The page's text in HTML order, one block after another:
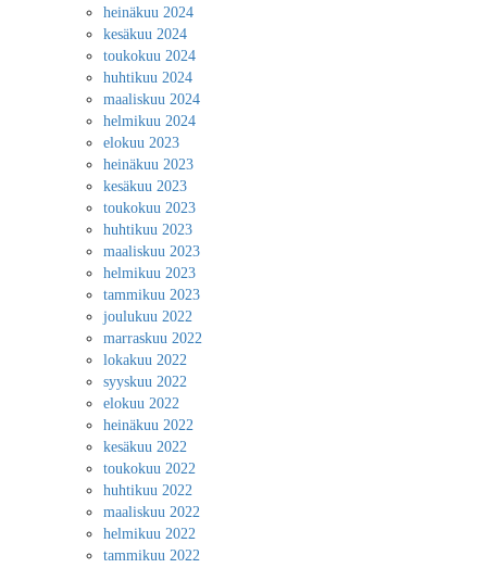
heinäkuu 2024
kesäkuu 2024
toukokuu 2024
huhtikuu 2024
maaliskuu 2024
helmikuu 2024
elokuu 2023
heinäkuu 2023
kesäkuu 2023
toukokuu 2023
huhtikuu 2023
maaliskuu 2023
helmikuu 2023
tammikuu 2023
joulukuu 2022
marraskuu 2022
lokakuu 2022
syyskuu 2022
elokuu 2022
heinäkuu 2022
kesäkuu 2022
toukokuu 2022
huhtikuu 2022
maaliskuu 2022
helmikuu 2022
tammikuu 2022